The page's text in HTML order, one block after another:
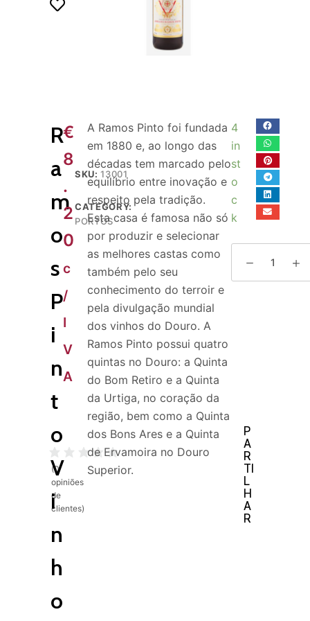
(0
opiniões
de
clientes)
R
a
m
o
s
P
i
n
t
o
V
i
n
h
o
€
8
.
2
0
c
/
I
V
A
SKU:13001
CATEGORY:
PORTOS
A Ramos Pinto foi fundada
em 1880 e, ao longo das
décadas tem marcado pelo
equilíbrio entre inovação e
respeito pela tradição.
Esta casa é famosa não só
por produzir e selecionar
as melhores castas como
também pelo seu
conhecimento do terroir e
pela divulgação mundial
dos vinhos do Douro. A
Ramos Pinto possui quatro
quintas no Douro: a Quinta
do Bom Retiro e a Quinta
da Urtiga, no coração da
região, bem como a Quinta
dos Bons Ares e a Quinta
de Ervamoira no Douro
Superior.
4
in
st
o
c
k
P
A
R
TI
L
H
A
R